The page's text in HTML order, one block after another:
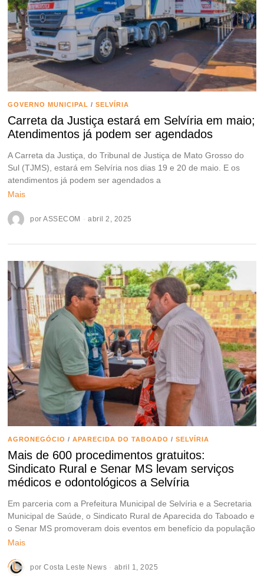
GOVERNO MUNICIPAL / SELVÍRIA
Carreta da Justiça estará em Selvíria em maio;
Atendimentos já podem ser agendados
A Carreta da Justiça, do Tribunal de Justiça de Mato Grosso do
Sul (TJMS), estará em Selvíria nos dias 19 e 20 de maio. E os
atendimentos já podem ser agendados a
Mais
porASSECOM abril 2, 2025
AGRONEGÓCIO / APARECIDA DO TABOADO / SELVÍRIA
Mais de 600 procedimentos gratuitos:
Sindicato Rural e Senar MS levam serviços
médicos e odontológicos a Selvíria
Em parceria com a Prefeitura Municipal de Selvíria e a Secretaria
Municipal de Saúde, o Sindicato Rural de Aparecida do Taboado e
o Senar MS promoveram dois eventos em benefício da população
Mais
porCosta Leste News abril 1, 2025